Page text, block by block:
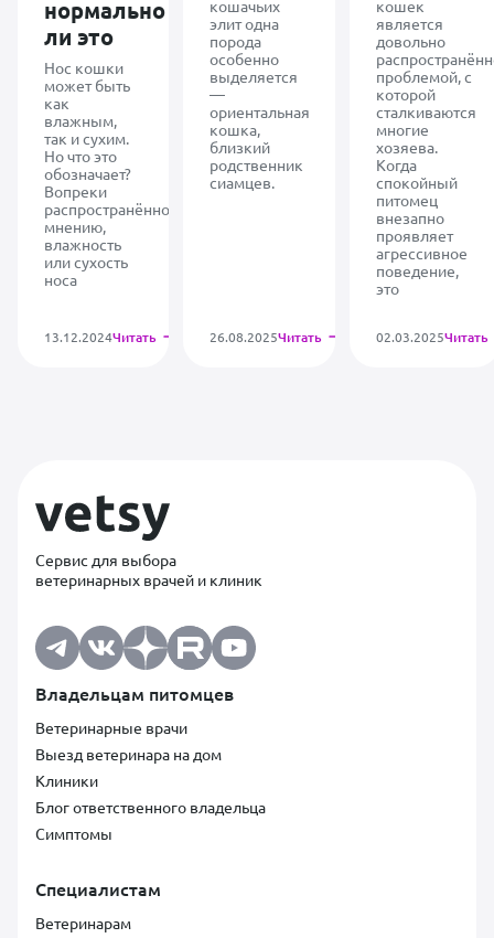
нормально
ли это
Нос кошки
может быть
как
влажным,
так и сухим.
Но что это
обозначает?
Вопреки
распространённому
мнению,
влажность
или сухость
носа
13.12.2024Читать
кошачьих
элит одна
порода
особенно
выделяется
—
ориентальная
кошка,
близкий
родственник
сиамцев.
26.08.2025Читать
кошек
является
довольно
проблемой, с
которой
сталкиваются
многие
хозяева.
Когда
спокойный
питомец
внезапно
проявляет
агрессивное
поведение,
это
02.03.2025Читать
Сервис для выбора
ветеринарных врачей и клиник
Владельцам питомцев
Ветеринарные врачи
Выезд ветеринара на дом
Клиники
Блог ответственного владельца
Симптомы
Специалистам
Ветеринарам